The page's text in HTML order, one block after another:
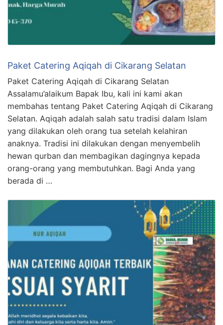
Paket Catering Aqiqah di Cikarang Selatan
Paket Catering Aqiqah di Cikarang Selatan
Assalamu’alaikum Bapak Ibu, kali ini kami akan
membahas tentang Paket Catering Aqiqah di Cikarang
Selatan. Aqiqah adalah salah satu tradisi dalam Islam
yang dilakukan oleh orang tua setelah kelahiran
anaknya. Tradisi ini dilakukan dengan menyembelih
hewan qurban dan membagikan dagingnya kepada
orang-orang yang membutuhkan. Bagi Anda yang
berada di …